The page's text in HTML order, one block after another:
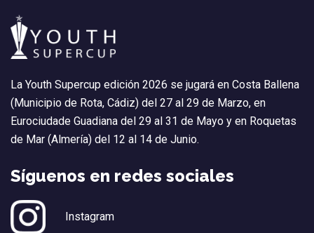
La Youth Supercup edición 2026 se jugará en Costa Ballena
(Municipio de Rota, Cádiz) del 27 al 29 de Marzo, en
Eurociudade Guadiana del 29 al 31 de Mayo y en Roquetas
de Mar (Almería) del 12 al 14 de Junio.
Síguenos en redes sociales
Instagram